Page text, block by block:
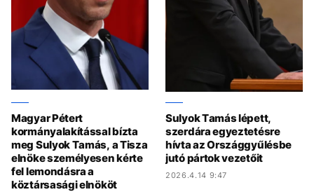
Magyar Pétert
kormányalakítással bízta
meg Sulyok Tamás, a Tisza
elnöke személyesen kérte
fel lemondásra a
köztársasági elnököt
Sulyok Tamás lépett,
szerdára egyeztetésre
hívta az Országgyűlésbe
jutó pártok vezetőit
2026.4.14 9:47